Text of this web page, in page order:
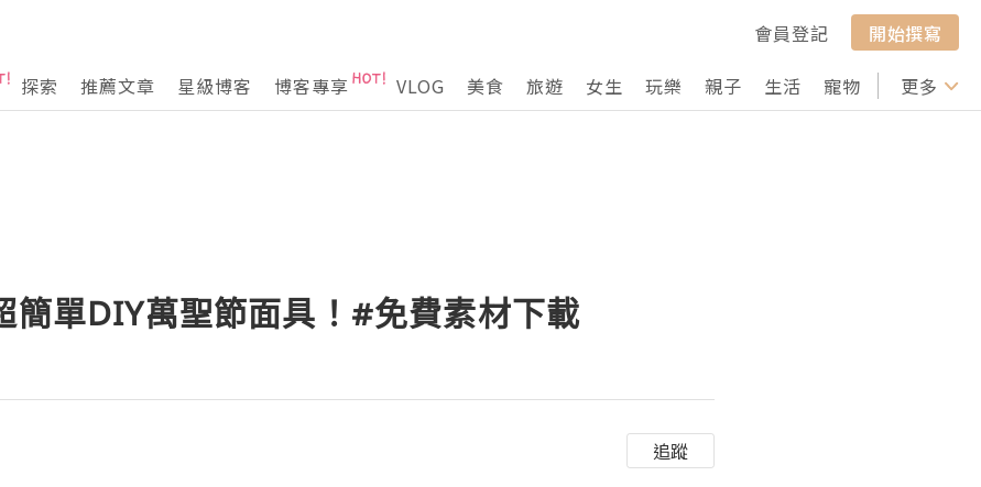
會員登記
開始撰寫
探索 推薦文章 星級博客 博客專享 VLOG 美食 旅遊 女生 玩樂 親子 生活 寵物 行山 打卡
更多
簡單DIY萬聖節面具！#免費素材下載
追蹤